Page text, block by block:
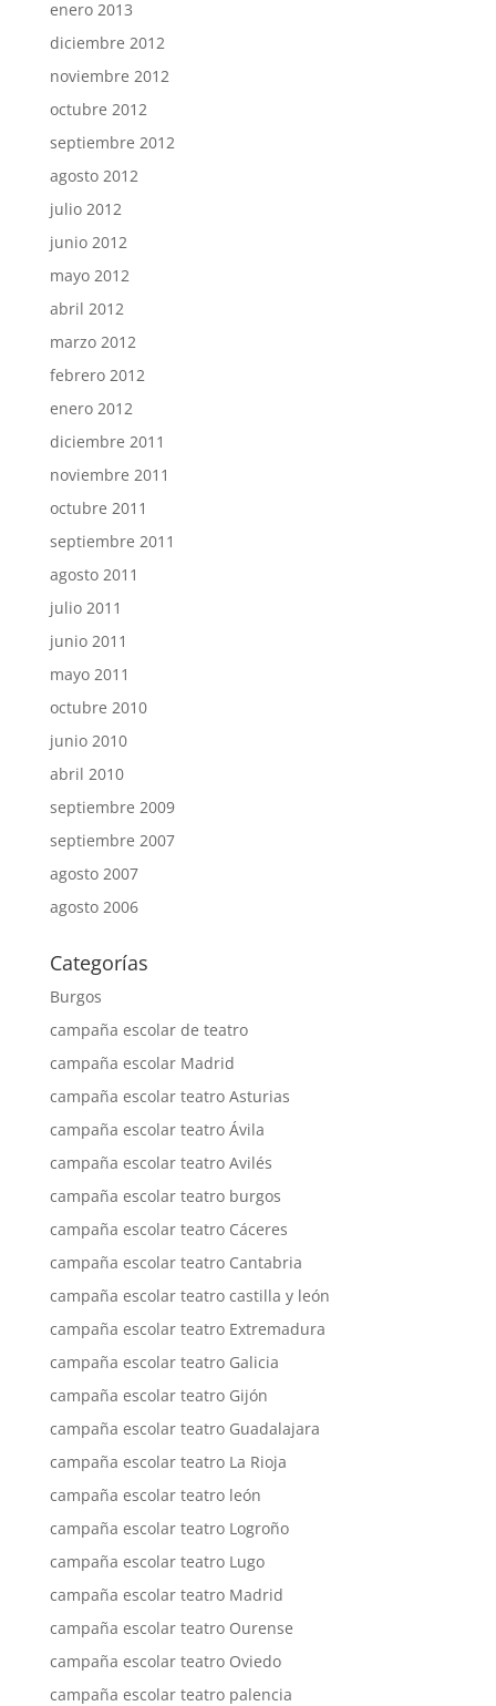
enero 2013
diciembre 2012
noviembre 2012
octubre 2012
septiembre 2012
agosto 2012
julio 2012
junio 2012
mayo 2012
abril 2012
marzo 2012
febrero 2012
enero 2012
diciembre 2011
noviembre 2011
octubre 2011
septiembre 2011
agosto 2011
julio 2011
junio 2011
mayo 2011
octubre 2010
junio 2010
abril 2010
septiembre 2009
septiembre 2007
agosto 2007
agosto 2006
Categorías
Burgos
campaña escolar de teatro
campaña escolar Madrid
campaña escolar teatro Asturias
campaña escolar teatro Ávila
campaña escolar teatro Avilés
campaña escolar teatro burgos
campaña escolar teatro Cáceres
campaña escolar teatro Cantabria
campaña escolar teatro castilla y león
campaña escolar teatro Extremadura
campaña escolar teatro Galicia
campaña escolar teatro Gijón
campaña escolar teatro Guadalajara
campaña escolar teatro La Rioja
campaña escolar teatro león
campaña escolar teatro Logroño
campaña escolar teatro Lugo
campaña escolar teatro Madrid
campaña escolar teatro Ourense
campaña escolar teatro Oviedo
campaña escolar teatro palencia